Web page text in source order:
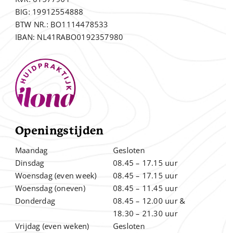
BIG: 19912554888
BTW NR.: BO1114478533
IBAN: NL41RABO0192357980
Openingstijden
Maandag
Dinsdag
Woensdag (even week)
Woensdag (oneven)
Donderdag
Vrijdag (even weken)
Gesloten
08.45 – 17.15 uur
08.45 – 17.15 uur
08.45 – 11.45 uur
08.45 – 12.00 uur &
18.30 – 21.30 uur
Gesloten